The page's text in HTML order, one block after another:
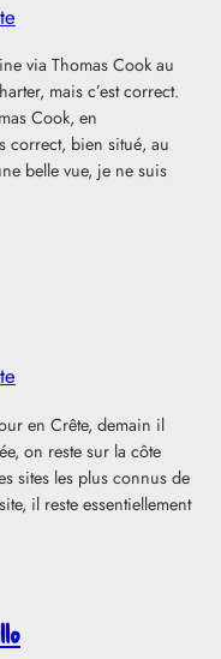
via Thomas Cook au
mais c’est correct.
Cook, en
correct, bien situé, au
belle vue, je ne suis
en Crête, demain il
on reste sur la côte
sites les plus connus de
il reste essentiellement